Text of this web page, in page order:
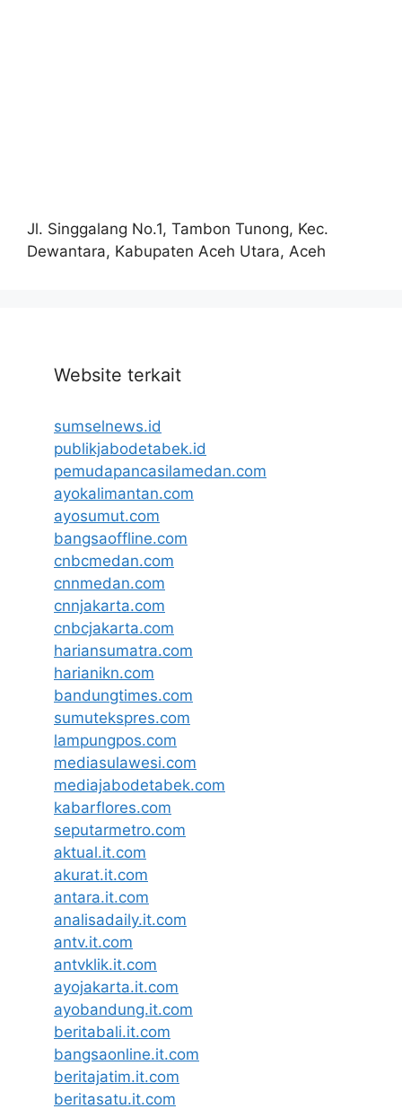
Jl. Singgalang No.1, Tambon Tunong, Kec.
Dewantara, Kabupaten Aceh Utara, Aceh
Website terkait
sumselnews.id
publikjabodetabek.id
pemudapancasilamedan.com
ayokalimantan.com
ayosumut.com
bangsaoffline.com
cnbcmedan.com
cnnmedan.com
cnnjakarta.com
cnbcjakarta.com
hariansumatra.com
harianikn.com
bandungtimes.com
sumutekspres.com
lampungpos.com
mediasulawesi.com
mediajabodetabek.com
kabarflores.com
seputarmetro.com
aktual.it.com
akurat.it.com
antara.it.com
analisadaily.it.com
antv.it.com
antvklik.it.com
ayojakarta.it.com
ayobandung.it.com
beritabali.it.com
bangsaonline.it.com
beritajatim.it.com
beritasatu.it.com